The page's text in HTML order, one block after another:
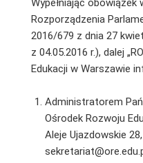
Wypełniając
Rozporządzenia
2016/679 z dnia 27
z 04.05.2016 r.), dalej
Edukacji w Warszawie
Administratorem
Ośrodek Rozwoju
Aleje Ujazdowskie